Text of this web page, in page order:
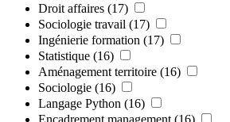
Droit affaires (17)
Sociologie travail (17)
Ingénierie formation (17)
Statistique (16)
Aménagement territoire (16)
Sociologie (16)
Langage Python (16)
Encadrement management (16)